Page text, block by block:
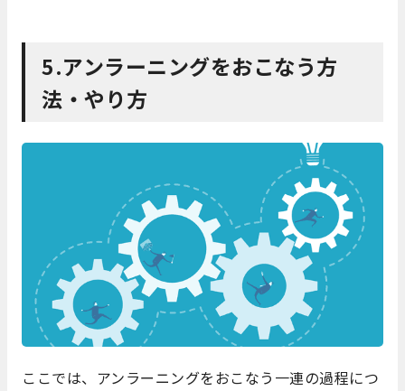
5.アンラーニングをおこなう方
法・やり方
ここでは、アンラーニングをおこなう一連の過程につ